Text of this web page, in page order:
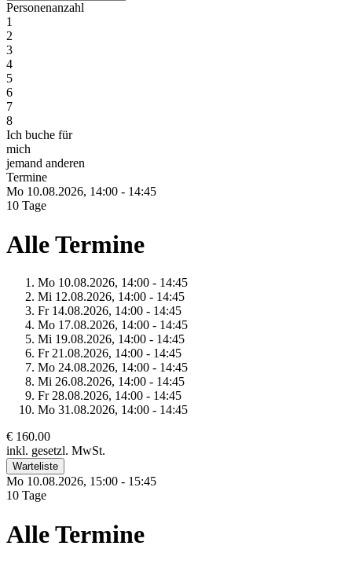
Personenanzahl
1
2
3
4
5
6
7
8
Ich buche für
mich
jemand anderen
Termine
Mo 10.08.2026, 14:00 - 14:45
10 Tage
Alle Termine
Mo 10.08.2026, 14:00 - 14:45
Mi 12.08.2026, 14:00 - 14:45
Fr 14.08.2026, 14:00 - 14:45
Mo 17.08.2026, 14:00 - 14:45
Mi 19.08.2026, 14:00 - 14:45
Fr 21.08.2026, 14:00 - 14:45
Mo 24.08.2026, 14:00 - 14:45
Mi 26.08.2026, 14:00 - 14:45
Fr 28.08.2026, 14:00 - 14:45
Mo 31.08.2026, 14:00 - 14:45
€ 160.00
inkl. gesetzl. MwSt.
Warteliste
Mo 10.08.2026, 15:00 - 15:45
10 Tage
Alle Termine